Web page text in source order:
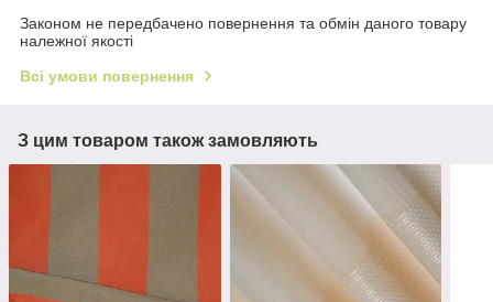
Законом не передбачено повернення та обмін даного товару
належної якості
Всі умови повернення
З цим товаром також замовляють